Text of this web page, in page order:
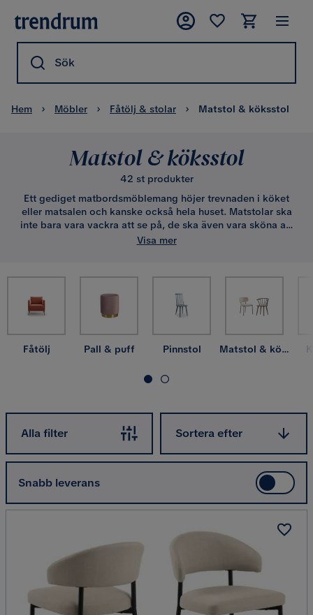
Sök
Hem Möbler Fåtölj & stolar Matstol & köksstol
Matstol & köksstol
42 st produkter
Ett gediget matbordsmöblemang höjer trevnaden i köket
eller matsalen och kanske också hela huset. Matstolar ska
inte bara vara vackra att se på, de ska även vara sköna att
sitta på och erbjuda god komfort. Trendrum har ett brett
Visa mer
Fåtölj Pall & puff Pinnstol Matstol & köksstol
Alla filter
Sortera efter
Snabb leverans